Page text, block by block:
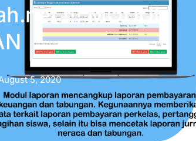
!!! MODUL
5, 2020